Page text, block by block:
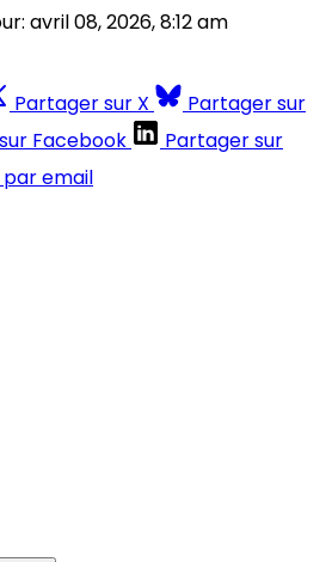
avril 08, 2026, 8:12 am
Partager sur X
Partager sur
Facebook
Partager sur
email